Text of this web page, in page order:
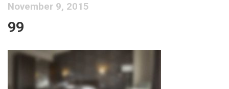
November 9, 2015
99